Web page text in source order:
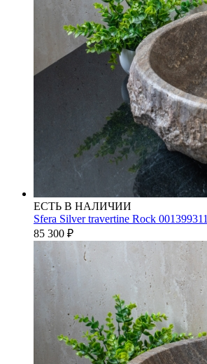
ЕСТЬ В НАЛИЧИИ
Sfera Silver travertine Rock 001399311
85 300 ₽